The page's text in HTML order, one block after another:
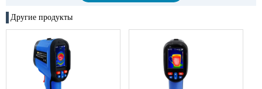
Другие продукты